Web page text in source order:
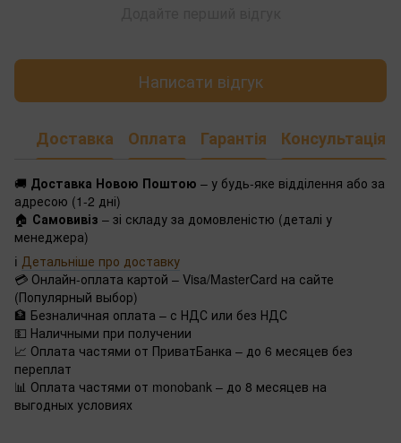
Написати відгук
Доставка Оплата Гарантія Консультація
🚚 Доставка Новою Поштою – у будь-яке відділення або за
адресою (1-2 дні)
🏠 Самовивіз – зі складу за домовленістю (деталі у
менеджера)
ℹ️ Детальніше про доставку
💳 Онлайн-оплата картой – Visa/MasterCard на сайте
(Популярный выбор)
🏦 Безналичная оплата – с НДС или без НДС
💵 Наличными при получении
📈 Оплата частями от ПриватБанка – до 6 месяцев без
переплат
📊 Оплата частями от monobank – до 8 месяцев на
выгодных условиях